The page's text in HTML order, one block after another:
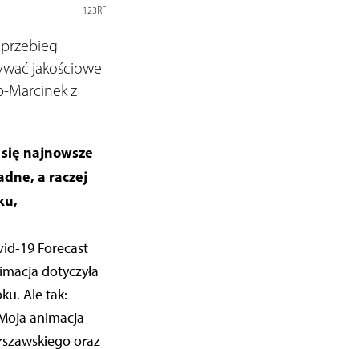
123RF
jakościowe
Marcinek z
najnowsze
a raczej
19 Forecast
dotyczyła
Ale tak:
animacja
oraz